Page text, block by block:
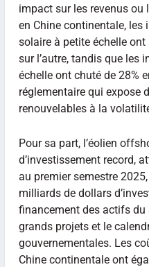
impact sur les revenus ou
en Chine continentale, les
solaire à petite échelle ont
sur l’autre, tandis que les
échelle ont chuté de 28%
réglementaire qui expose
renouvelables à la
Pour sa part, l’éolien
d’investissement record,
au premier semestre
milliards de dollars
financement des actifs du
grands projets et le
gouvernementales. Les
Chine continentale ont